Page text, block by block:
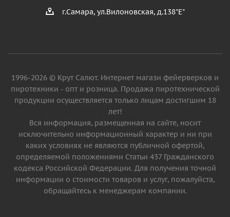
г.Самара, ул.Вилоновская, д.138"Е"
1996-2026 © Крут Салют. Интернет магази фейерверков и
пиротехники - опт и розница. Продажа пиротехнической
продукции осуществляется только лицам достигшим 18
лет!
Вся информация, размещенная на сайте, носит
исключительно информационный характер и ни при
каких условиях не являются публичной офертой,
определяемой положениями Статьи 437 Гражданского
кодекса Российской Федерации. Для получения точной
информации о стоимости товаров и услуг, пожалуйста,
обращайтесь к менеджерам компании.